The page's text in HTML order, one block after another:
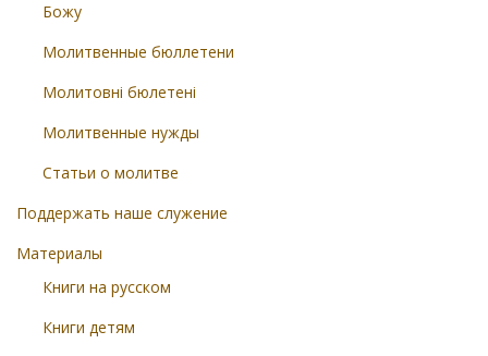
Божу
Молитвенные бюллетени
Молитовні бюлетені
Молитвенные нужды
Статьи о молитве
Поддержать наше служение
Материалы
Книги на русском
Книги детям